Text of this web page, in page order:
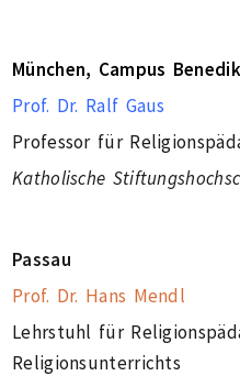
München, Campus
Prof. Dr. Ralf Gaus
Professor für
Katholische
Passau
Prof. Dr. Hans Mendl
Lehrstuhl für
Religionsunterrichts